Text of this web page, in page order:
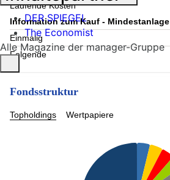
Laufende Kosten
Information zum Kauf - Mindestanlage
Einmalig
Folgende
Fondsstruktur
Topholdings Wertpapiere
DER SPIEGEL
The Economist
Alle Magazine der manager-Gruppe